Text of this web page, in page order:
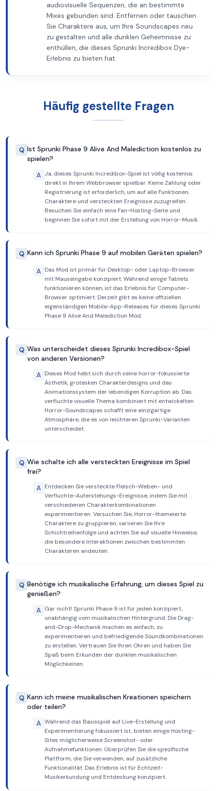
audiovisuelle Sequenzen, die an bestimmte
Mixes gebunden sind. Entfernen oder tauschen
Sie Charaktere aus, um Ihre Soundscapes neu
zu gestalten und alle dunklen Geheimnisse zu
enthüllen, die dieses Sprunki Incredibox Dye-
Erlebnis zu bieten hat.
Häufig gestellte Fragen
Q Ist Sprunki Phase 9 Alive And Malediction kostenlos zu
spielen?
A Ja, dieses Sprunki Incredibox-Spiel ist völlig kostenlos
direkt in Ihrem Webbrowser spielbar. Keine Zahlung oder
Registrierung ist erforderlich, um auf alle Funktionen,
Charaktere und versteckten Ereignisse zuzugreifen.
Besuchen Sie einfach eine Fan-Hosting-Seite und
beginnen Sie sofort mit der Erstellung von Horror-Musik.
Q Kann ich Sprunki Phase 9 auf mobilen Geräten spielen?
A Das Mod ist primär für Desktop- oder Laptop-Browser
mit Mauseingabe konzipiert. Während einige Tablets
funktionieren können, ist das Erlebnis für Computer-
Browser optimiert. Derzeit gibt es keine offiziellen
eigenständigen Mobile-App-Releases für dieses Sprunki
Phase 9 Alive And Malediction Mod.
Q Was unterscheidet dieses Sprunki Incredibox-Spiel
von anderen Versionen?
A Dieses Mod hebt sich durch seine horror-fokussierte
Ästhetik, grotesken Charakterdesigns und das
Animationssystem der lebendigen Korruption ab. Das
verfluchte visuelle Thema kombiniert mit entwickelten
Horror-Soundscapes schafft eine einzigartige
Atmosphäre, die es von leichteren Sprunki-Varianten
unterscheidet.
Q Wie schalte ich alle versteckten Ereignisse im Spiel
frei?
A Entdecken Sie versteckte Fleisch-Weben- und
Verfluchte-Auferstehungs-Ereignisse, indem Sie mit
verschiedenen Charakterkombinationen
experimentieren. Versuchen Sie, Horror-themeierte
Charaktere zu gruppieren, variieren Sie Ihre
Schichtreihenfolge und achten Sie auf visuelle Hinweise,
die besondere Interaktionen zwischen bestimmten
Charakteren andeuten.
Q Benötige ich musikalische Erfahrung, um dieses Spiel zu
genießen?
A Gar nicht! Sprunki Phase 9 ist für jeden konzipiert,
unabhängig vom musikalischen Hintergrund. Die Drag-
and-Drop-Mechanik machen es einfach, zu
experimentieren und befriedigende Soundkombinationen
zu erstellen. Vertrauen Sie Ihren Ohren und haben Sie
Spaß beim Erkunden der dunklen musikalischen
Möglichkeiten.
Q Kann ich meine musikalischen Kreationen speichern
oder teilen?
A Während das Basisspiel auf Live-Erstellung und
Experimentierung fokussiert ist, bieten einige Hosting-
Sites möglicherweise Screenshot- oder
Aufnahmefunktionen. Überprüfen Sie die spezifische
Plattform, die Sie verwenden, auf zusätzliche
Funktionalität. Das Erlebnis ist für Echtzeit-
Musikerkundung und Entdeckung konzipiert.